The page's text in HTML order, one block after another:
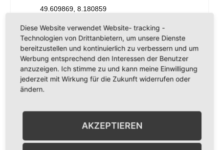
49.609869, 8.180859
67278 Deutschland Google Karte
anzeigen
Marktstand
Tag der offenen Tür bei der
Diese Website verwendet Website- tracking -
Technologien von Drittanbietern, um unsere Dienste
bereitzustellen und kontinuierlich zu verbessern und um
Werbung entsprechend den Interessen der Benutzer
anzuzeigen. Ich stimme zu und kann meine Einwilligung
jederzeit mit Wirkung für die Zukunft widerrufen oder
ändern.
AKZEPTIEREN